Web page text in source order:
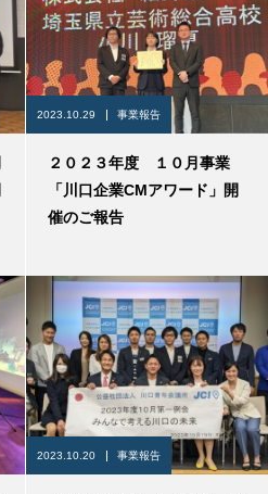
2023.10.29 事業報告
２０２３年度 １０月事業
「川口企業CMアワード」開
催のご報告
2023.10.20 事業報告